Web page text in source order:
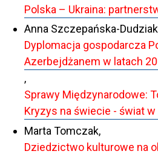
Polska – Ukraina:
Anna Szczepańska-
Dyplomacja gospodarcza
Azerbejdżanem w latach
,
Sprawy Międzynarodowe:
Kryzys na świecie - świat
Marta Tomczak,
Dziedzictwo kulturowe na